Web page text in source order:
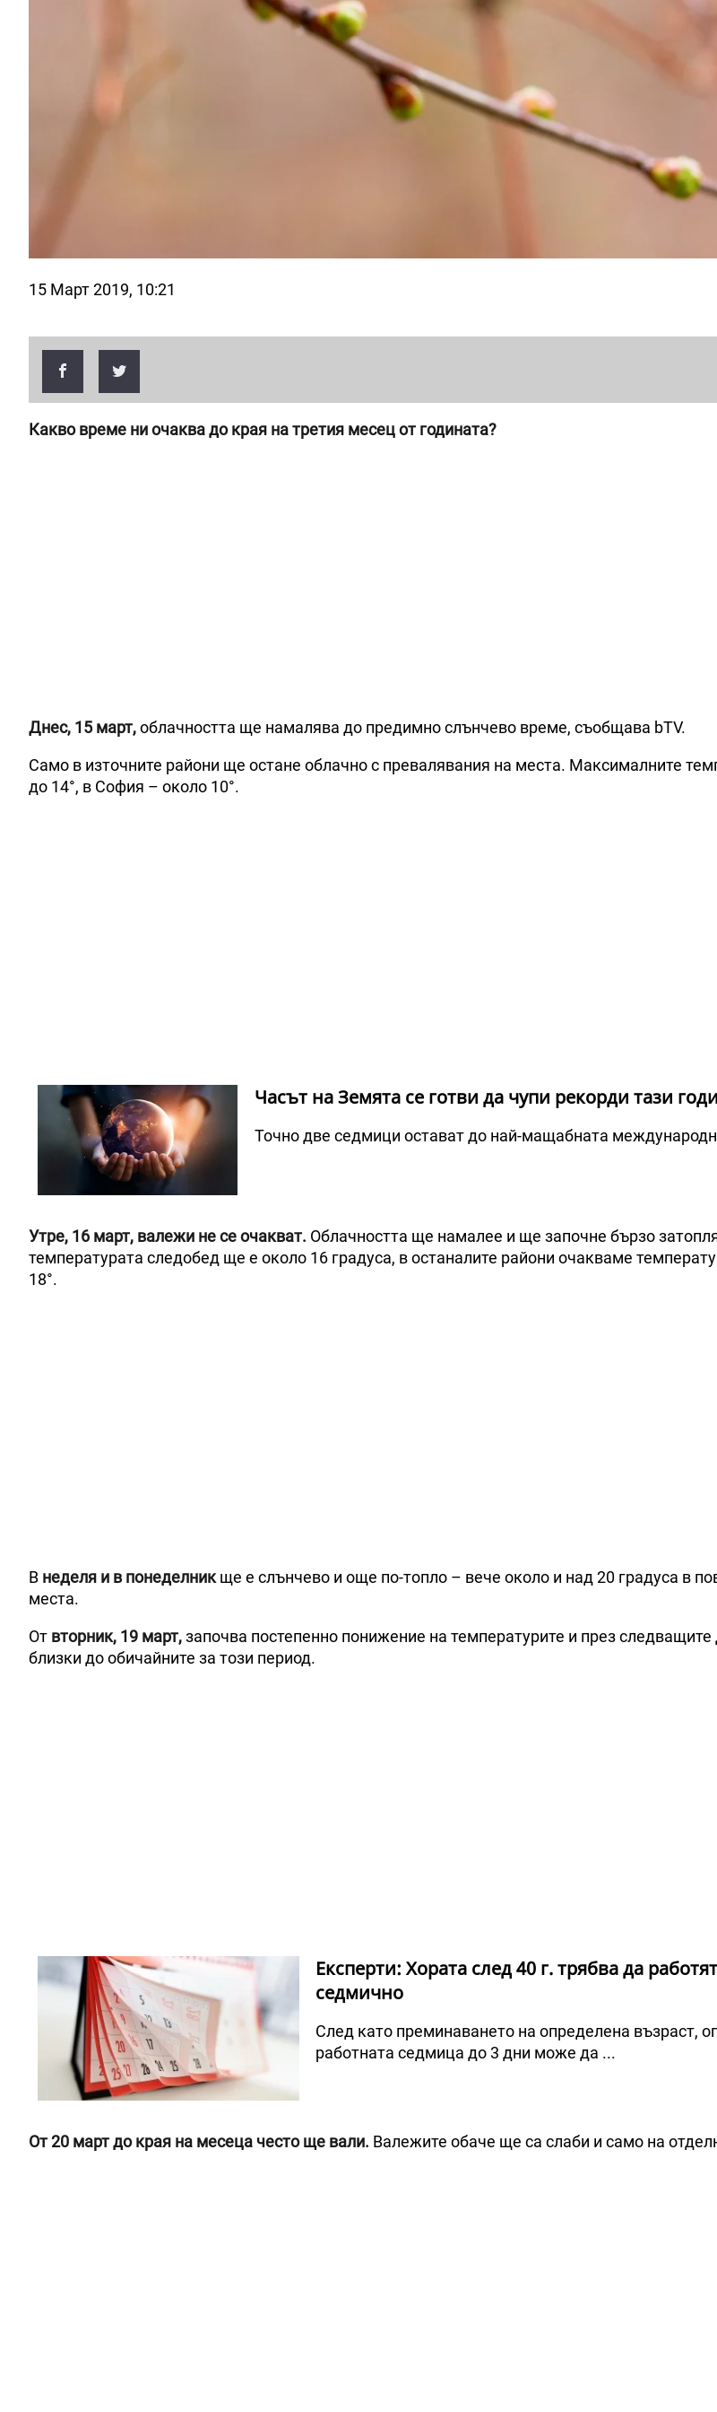
15 Март 2019, 10:21
Какво време ни очаква до края на третия месец от годината?
Днес, 15 март,облачността ще намалява до предимно слънчево време, съобщава bTV.
Само в източните райони ще остане облачно с превалявания на места. Максималните
до 14°, в София – около 10°.
Часът на Земята се готви да чупи рекорди тази
Точно две седмици остават до най-мащабната
Утре, 16 март, валежи не се очакват. Облачността ще намалее и ще започне бързо
температурата следобед ще е около 16 градуса, в останалите райони очакваме
18°.
В неделя и в понеделникще е слънчево и още по-топло – вече около и над 20 градуса в
места.
От вторник, 19 март,започва постепенно понижение на температурите и през
близки до обичайните за този период.
Експерти: Хората след 40 г. трябва да
седмично
След като преминаването на определена възраст,
работната седмица до 3 дни може да ...
От 20 март до края на месеца често ще вали. Валежите обаче ще са слаби и само на